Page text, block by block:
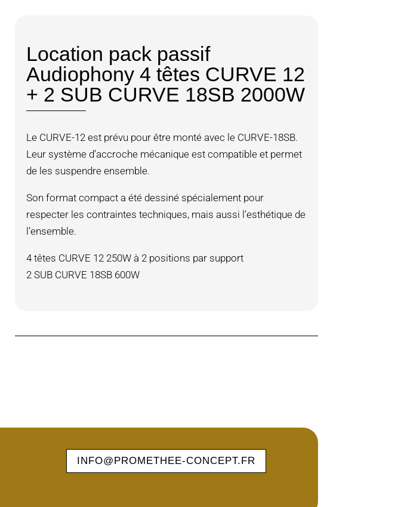
Location pack passif
Audiophony 4 têtes CURVE 12
+ 2 SUB CURVE 18SB 2000W
Le CURVE-12 est prévu pour être monté avec le CURVE-18SB.
Leur système d’accroche mécanique est compatible et permet
de les suspendre ensemble.
Son format compact a été dessiné spécialement pour
respecter les contraintes techniques, mais aussi l’esthétique de
l’ensemble.
4 têtes CURVE 12 250W à 2 positions par support
2 SUB CURVE 18SB 600W
INFO@PROMETHEE-CONCEPT.FR